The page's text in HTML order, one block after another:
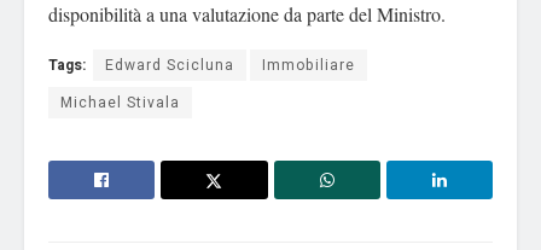
disponibilità a una valutazione da parte del Ministro.
Tags: Edward Scicluna
Immobiliare
Michael Stivala